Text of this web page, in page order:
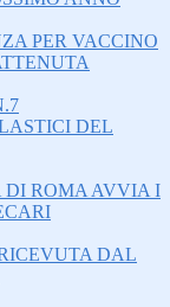
PER VACCINO
DEL
DI ROMA AVVIA I
DAL